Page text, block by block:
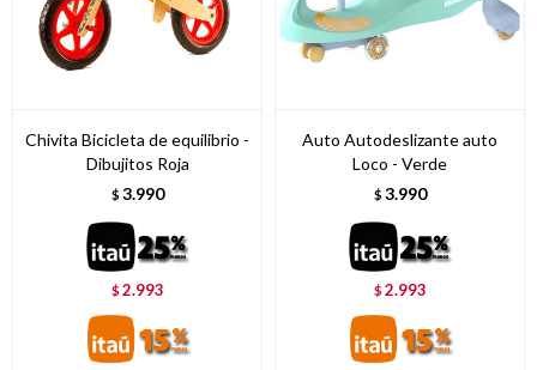
Chivita Bicicleta de equilibrio -
Dibujitos Roja
$ 3.990
$2.993
Auto Autodeslizante auto
Loco - Verde
$ 3.990
$2.993